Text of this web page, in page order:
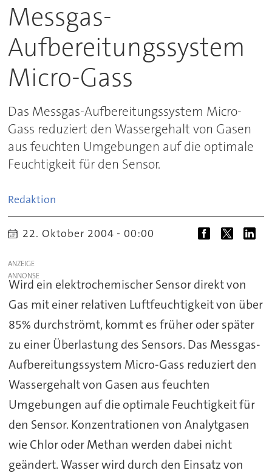
Messgas-
Aufbereitungssystem
Micro-Gass
Das Messgas-Aufbereitungssystem Micro-
Gass reduziert den Wassergehalt von Gasen
aus feuchten Umgebungen auf die optimale
Feuchtigkeit für den Sensor.
Redaktion
22. Oktober 2004 - 00:00
ANZEIGE
Wird ein elektrochemischer Sensor direkt von
Gas mit einer relativen Luftfeuchtigkeit von über
85% durchströmt, kommt es früher oder später
zu einer Überlastung des Sensors. Das Messgas-
Aufbereitungssystem Micro-Gass reduziert den
Wassergehalt von Gasen aus feuchten
Umgebungen auf die optimale Feuchtigkeit für
den Sensor. Konzentrationen von Analytgasen
wie Chlor oder Methan werden dabei nicht
geändert. Wasser wird durch den Einsatz von